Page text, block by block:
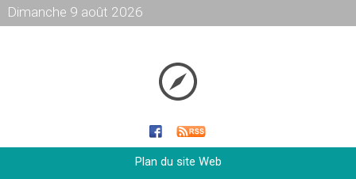
Dimanche 9 août 2026
Plan du site Web